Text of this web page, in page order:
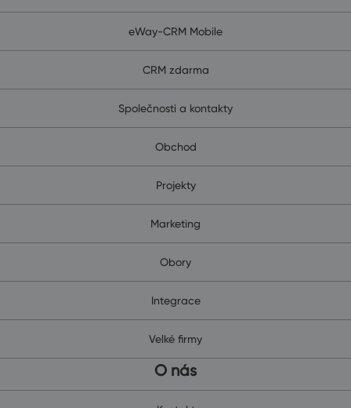
eWay-CRM Mobile
CRM zdarma
Společnosti a kontakty
Obchod
Projekty
Marketing
Obory
Integrace
Velké firmy
O nás